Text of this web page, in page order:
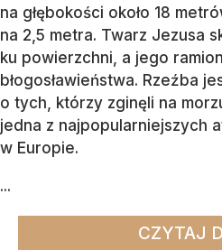
na głębokości około 18
na 2,5 metra. Twarz Jezusa
ku powierzchni, a jego
błogosławieństwa. Rzeźba
o tych, którzy zginęli na
jedna z najpopularniejszych
w Europie.
...
CZYTAJ